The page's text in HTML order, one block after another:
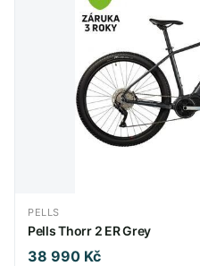
PELLS
Pells Thorr 2 ER Grey
38 990 Kč